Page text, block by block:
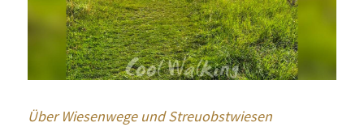
Über Wiesenwege und Streuobstwiesen